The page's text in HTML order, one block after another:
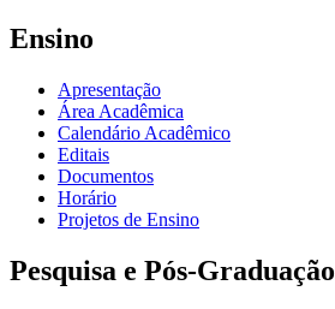
Ensino
Apresentação
Área Acadêmica
Calendário Acadêmico
Editais
Documentos
Horário
Projetos de Ensino
Pesquisa e Pós-Graduação